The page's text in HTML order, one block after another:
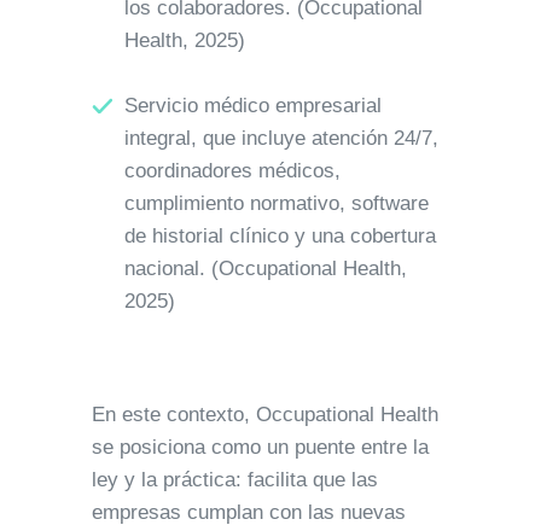
los colaboradores. (Occupational
Health, 2025)
Servicio médico empresarial
integral, que incluye atención 24/7,
coordinadores médicos,
cumplimiento normativo, software
de historial clínico y una cobertura
nacional. (Occupational Health,
2025)
En este contexto, Occupational Health
se posiciona como un puente entre la
ley y la práctica: facilita que las
empresas cumplan con las nuevas